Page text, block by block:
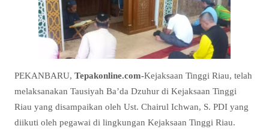
PEKANBARU, Tepakonline.com-Kejaksaan Tinggi Riau, telah
melaksanakan Tausiyah Ba’da Dzuhur di Kejaksaan Tinggi
Riau yang disampaikan oleh Ust. Chairul Ichwan, S. PDI yang
diikuti oleh pegawai di lingkungan Kejaksaan Tinggi Riau.